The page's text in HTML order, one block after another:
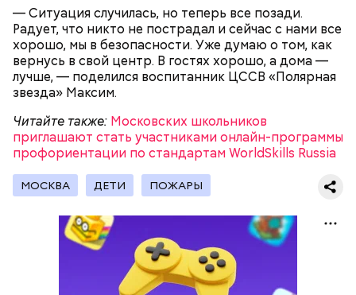
— Ситуация случилась, но теперь все позади.
Радует, что никто не пострадал и сейчас с нами все
хорошо, мы в безопасности. Уже думаю о том, как
вернусь в свой центр. В гостях хорошо, а дома —
лучше, — поделился воспитанник ЦССВ «Полярная
звезда» Максим.
Читайте также: Московских школьников
приглашают стать участниками онлайн-программы
профориентации по стандартам WorldSkills Russia
МОСКВА ДЕТИ ПОЖАРЫ
Как гласит предание, совершая паломничество в
Иерусалим, Николай Чудотворец по просьбе
отчаявшихся путников молитвой успокоил
разбушевавшееся море.
Понадобятся: